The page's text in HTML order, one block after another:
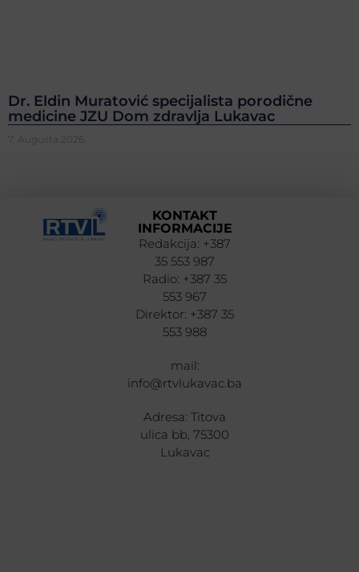
Dr. Eldin Muratović specijalista porodične
medicine JZU Dom zdravlja Lukavac
7. Augusta 2026.
KONTAKT
INFORMACIJE
Redakcija: +387
35 553 987
Radio: +387 35
553 967
Direktor: +387 35
553 988
mail:
info@rtvlukavac.ba
Adresa: Titova
ulica bb, 75300
Lukavac